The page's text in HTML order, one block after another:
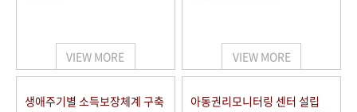
VIEW MORE VIEW MORE
생애주기별 소득보장체계 구축
아동권리모니터링 센터 설립